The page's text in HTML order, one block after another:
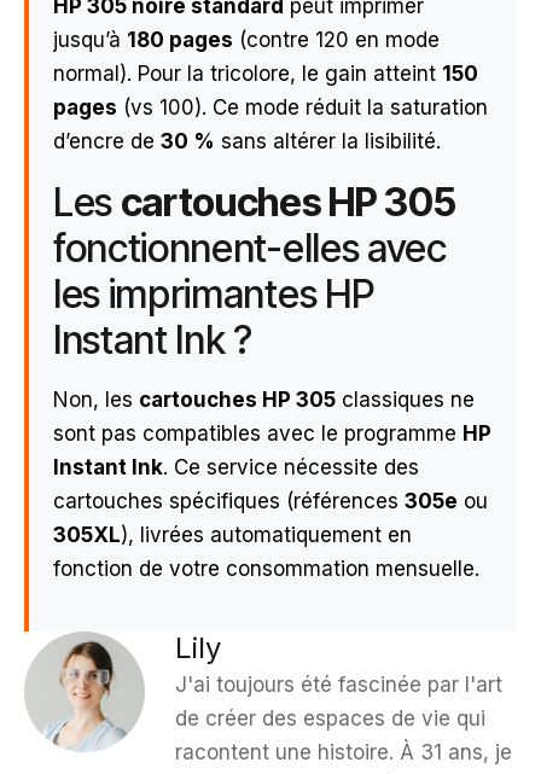
HP 305 noire standard peut imprimer
jusqu’à 180 pages (contre 120 en mode
normal). Pour la tricolore, le gain atteint 150
pages (vs 100). Ce mode réduit la saturation
d’encre de 30 % sans altérer la lisibilité.
Les cartouches HP 305
fonctionnent-elles avec
les imprimantes HP
Instant Ink ?
Non, les cartouches HP 305 classiques ne
sont pas compatibles avec le programme HP
Instant Ink. Ce service nécessite des
cartouches spécifiques (références 305e ou
305XL), livrées automatiquement en
fonction de votre consommation mensuelle.
Lily
J'ai toujours été fascinée par l'art
de créer des espaces de vie qui
racontent une histoire. À 31 ans, je